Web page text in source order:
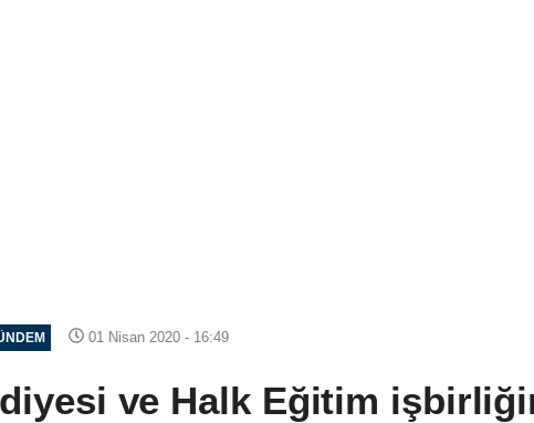
01 Nisan 2020 - 16:49
ve Halk Eğitim